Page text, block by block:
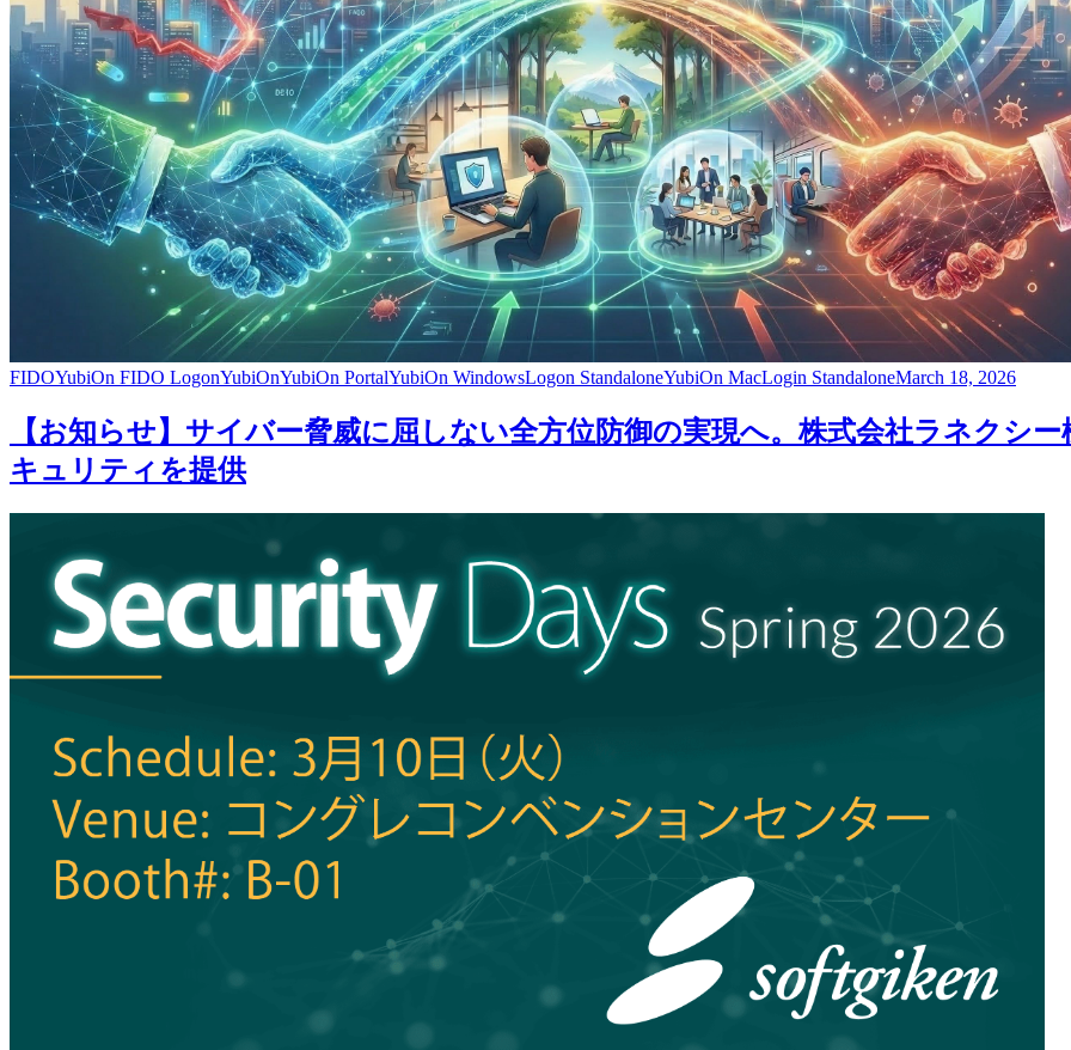
FIDOYubiOn FIDO LogonYubiOnYubiOn PortalYubiOn WindowsLogon StandaloneYubiOn MacLogin StandaloneMarch 18, 2026
【お知らせ】サイバー脅威に屈しない全方位防御の実現へ。株式会社ラネクシ
キュリティを提供